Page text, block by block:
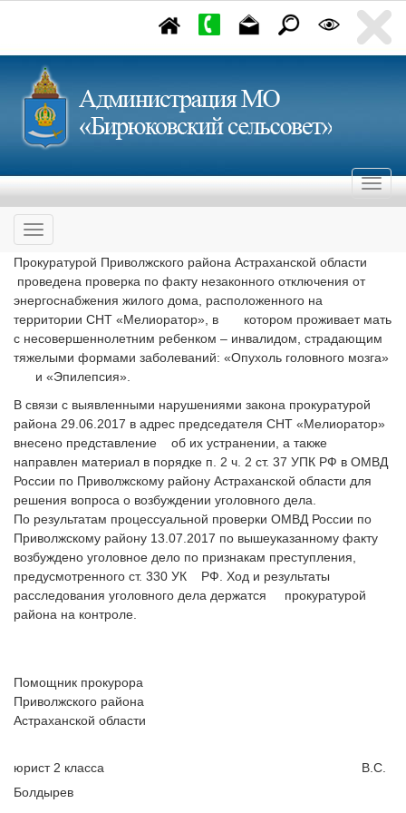
Прокуратурой Приволжского района Астраханской области
проведена проверка по факту незаконного отключения от
энергоснабжения жилого дома, расположенного на
территории СНТ «Мелиоратор», в котором проживает мать
с несовершеннолетним ребенком – инвалидом, страдающим
тяжелыми формами заболеваний: «Опухоль головного мозга»
и «Эпилепсия».
В связи с выявленными нарушениями закона прокуратурой
района 29.06.2017 в адрес председателя СНТ «Мелиоратор»
внесено представление об их устранении, а также
направлен материал в порядке п. 2 ч. 2 ст. 37 УПК РФ в ОМВД
России по Приволжскому району Астраханской области для
решения вопроса о возбуждении уголовного дела.
По результатам процессуальной проверки ОМВД России по
Приволжскому району 13.07.2017 по вышеуказанному факту
возбуждено уголовное дело по признакам преступления,
предусмотренного ст. 330 УК РФ. Ход и результаты
расследования уголовного дела держатся прокуратурой
района на контроле.
Помощник прокурора
Приволжского района
Астраханской области
юрист 2 класса
В.С.
Болдырев